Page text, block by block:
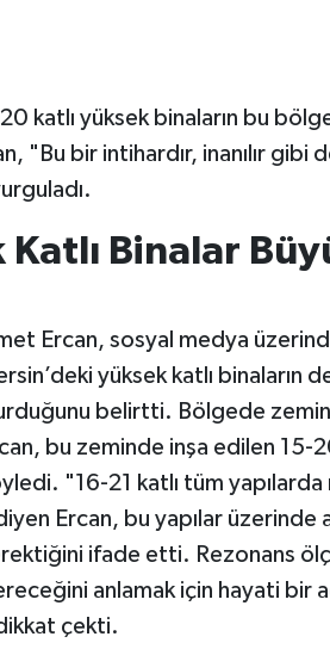
katlı yüksek binaların bu
"Bu bir intihardır, inanılır gibi
Katlı Binalar
Ercan, sosyal medya
yüksek katlı binaların
belirtti. Bölgede zemin
bu zeminde inşa edilen 15-
"16-21 katlı tüm
Ercan, bu yapılar üzerinde
ifade etti. Rezonans
anlamak için hayati bir
çekti.